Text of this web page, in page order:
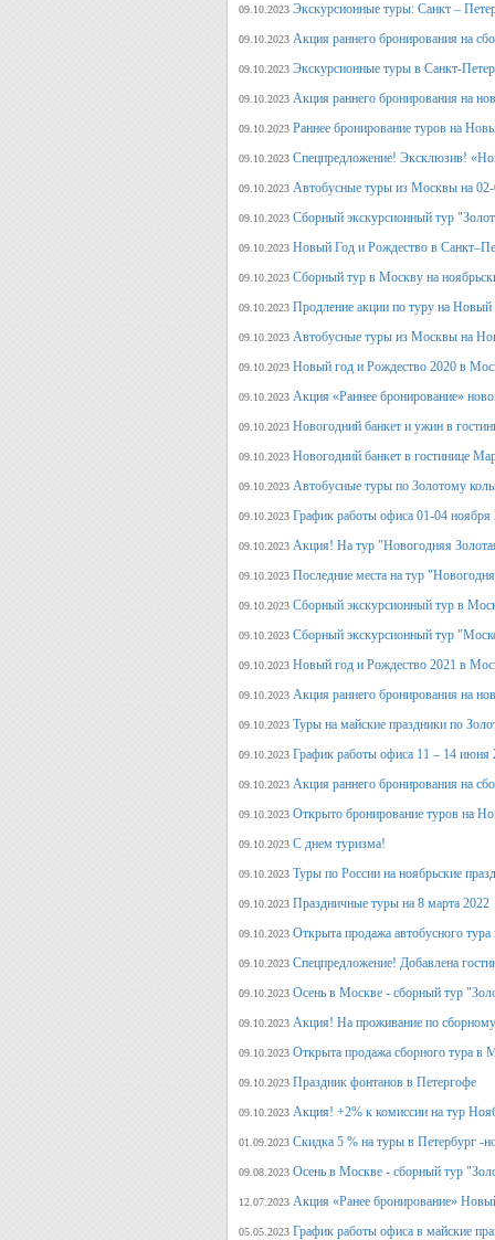
09.10.2023 Экскурсионные туры: Санкт –
09.10.2023 Акция раннего бронирования на
09.10.2023 Экскурсионные туры в Санкт-
09.10.2023 Акция раннего бронирования на
09.10.2023 Раннее бронирование туров на
09.10.2023 Спецпредложение! Эксклюзив!
09.10.2023 Автобусные туры из Москвы на
09.10.2023 Сборный экскурсионный тур
09.10.2023 Новый Год и Рождество в
09.10.2023 Сборный тур в Москву на
09.10.2023 Продление акции по туру на
09.10.2023 Автобусные туры из Москвы на
09.10.2023 Новый год и Рождество 2020 в
09.10.2023 Акция «Раннее бронирование»
09.10.2023 Новогодний банкет и ужин в
09.10.2023 Новогодний банкет в гостинице
09.10.2023 Автобусные туры по Золотому
09.10.2023 График работы офиса 01-04 ноября
09.10.2023 Акция! На тур "Новогодняя
09.10.2023 Последние места на тур
09.10.2023 Сборный экскурсионный тур в
09.10.2023 Сборный экскурсионный тур
09.10.2023 Новый год и Рождество 2021 в
09.10.2023 Акция раннего бронирования на
09.10.2023 Туры на майские праздники по
09.10.2023 График работы офиса 11 – 14 июня
09.10.2023 Акция раннего бронирования на
09.10.2023 Открыто бронирование туров на
09.10.2023 С днем туризма!
09.10.2023 Туры по России на ноябрьские
09.10.2023 Праздничные туры на 8 марта 2022
09.10.2023 Открыта продажа автобусного
09.10.2023 Спецпредложение! Добавлена
09.10.2023 Осень в Москве - сборный тур
09.10.2023 Акция! На проживание по
09.10.2023 Открыта продажа сборного тура в
09.10.2023 Праздник фонтанов в Петергофе
09.10.2023 Акция! +2% к комиссии на тур
01.09.2023 Скидка 5 % на туры в Петербург -
09.08.2023 Осень в Москве - сборный тур
12.07.2023 Акция «Ранее бронирование»
05.05.2023 График работы офиса в майские